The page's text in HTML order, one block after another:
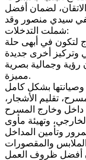
لضمان أفضل
سيدي منصور وقد
شملت التدخلات:
وتركيز أخرى جديدة
رؤية وجمالية بصرية
مميزة.
تقليم الأشجار،
وتهيئة مأوى
والمقصورات